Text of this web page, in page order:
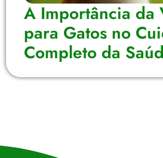
A Importância da
para Gatos no
Completo da